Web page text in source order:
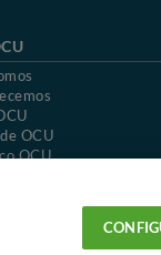
OCU
OCU
de los signos de OCU